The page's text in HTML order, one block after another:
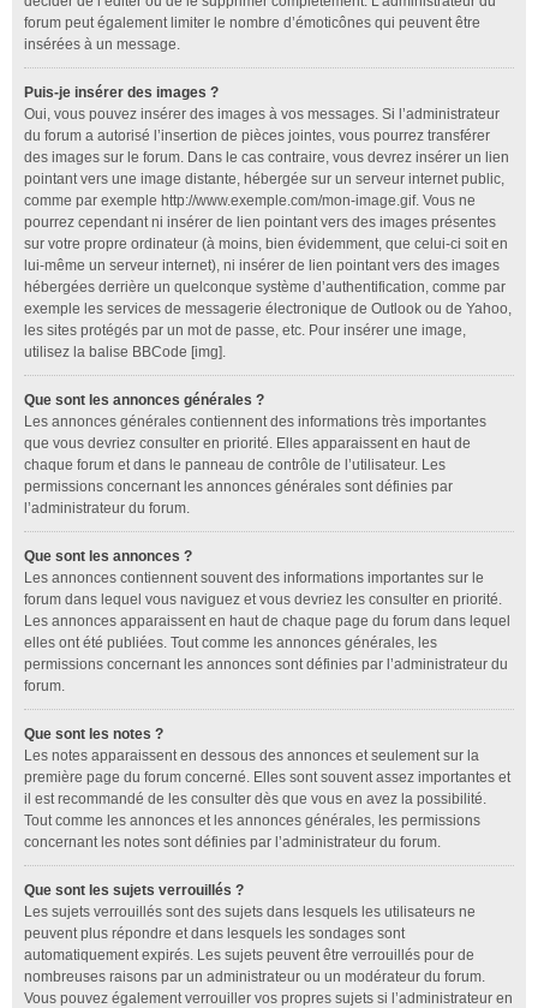
forum peut également limiter le nombre d’émoticônes qui peuvent être
insérées à un message.
Puis-je insérer des images ?
Oui, vous pouvez insérer des images à vos messages. Si l’administrateur
du forum a autorisé l’insertion de pièces jointes, vous pourrez transférer
des images sur le forum. Dans le cas contraire, vous devrez insérer un lien
pointant vers une image distante, hébergée sur un serveur internet public,
comme par exemple http://www.exemple.com/mon-image.gif. Vous ne
pourrez cependant ni insérer de lien pointant vers des images présentes
sur votre propre ordinateur (à moins, bien évidemment, que celui-ci soit en
lui-même un serveur internet), ni insérer de lien pointant vers des images
hébergées derrière un quelconque système d’authentification, comme par
exemple les services de messagerie électronique de Outlook ou de Yahoo,
les sites protégés par un mot de passe, etc. Pour insérer une image,
utilisez la balise BBCode [img].
Que sont les annonces générales ?
Les annonces générales contiennent des informations très importantes
que vous devriez consulter en priorité. Elles apparaissent en haut de
chaque forum et dans le panneau de contrôle de l’utilisateur. Les
permissions concernant les annonces générales sont définies par
l’administrateur du forum.
Que sont les annonces ?
Les annonces contiennent souvent des informations importantes sur le
forum dans lequel vous naviguez et vous devriez les consulter en priorité.
Les annonces apparaissent en haut de chaque page du forum dans lequel
elles ont été publiées. Tout comme les annonces générales, les
permissions concernant les annonces sont définies par l’administrateur du
forum.
Que sont les notes ?
Les notes apparaissent en dessous des annonces et seulement sur la
première page du forum concerné. Elles sont souvent assez importantes et
il est recommandé de les consulter dès que vous en avez la possibilité.
Tout comme les annonces et les annonces générales, les permissions
concernant les notes sont définies par l’administrateur du forum.
Que sont les sujets verrouillés ?
Les sujets verrouillés sont des sujets dans lesquels les utilisateurs ne
peuvent plus répondre et dans lesquels les sondages sont
automatiquement expirés. Les sujets peuvent être verrouillés pour de
nombreuses raisons par un administrateur ou un modérateur du forum.
Vous pouvez également verrouiller vos propres sujets si l’administrateur en